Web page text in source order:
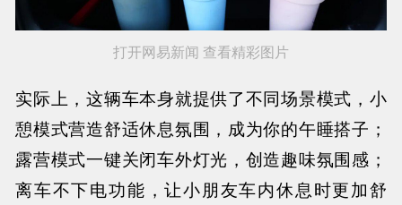
打开网易新闻 查看精彩图片
实际上，这辆车本身就提供了不同场景模式，小
憩模式营造舒适休息氛围，成为你的午睡搭子；
露营模式一键关闭车外灯光，创造趣味氛围感；
离车不下电功能，让小朋友车内休息时更加舒